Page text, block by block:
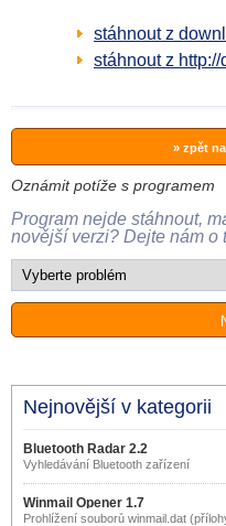
stáhnout z
stáhnout z
» zpět
Oznámit potíže s programem
Program nejde stáhnout,
novější verzi? Dejte nám o
Nejnovější v kategorii
Bluetooth Radar 2.2
Vyhledávání Bluetooth zařízení
Winmail Opener 1.7
Prohlížení souborů winmail.dat